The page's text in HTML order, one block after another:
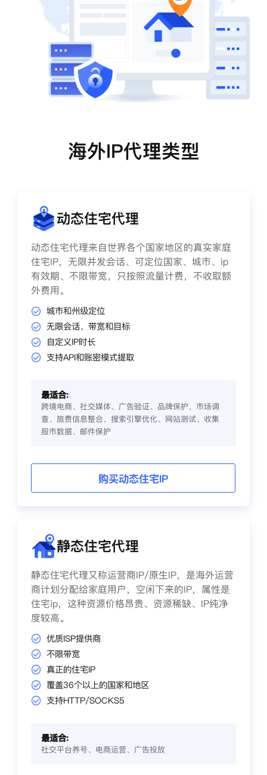
海外IP代理类型
动态住宅代理
动态住宅代理来自世界各个国家地区的真实家庭
住宅IP，无限并发会话、可定位国家、城市、ip
有效期、不限带宽，只按照流量计费，不收取额
外费用。
城市和州级定位
无限会话、带宽和目标
自定义IP时长
支持API和账密模式提取
最适合:
跨境电商、社交媒体、广告验证、品牌保护、市场调
查、旅费信息整合、搜索引擎优化、网站测试、收集
股市数据、邮件保护
购买动态住宅IP
静态住宅代理
静态住宅代理又称运营商IP/原生IP，是海外运营
商计划分配给家庭用户，空闲下来的IP，属性是
住宅ip，这种资源价格昂贵、资源稀缺、IP纯净
度较高。
优质ISP提供商
不限带宽
真正的住宅IP
覆盖36个以上的国家和地区
支持HTTP/SOCKS5
最适合:
社交平台养号、电商运营、广告投放